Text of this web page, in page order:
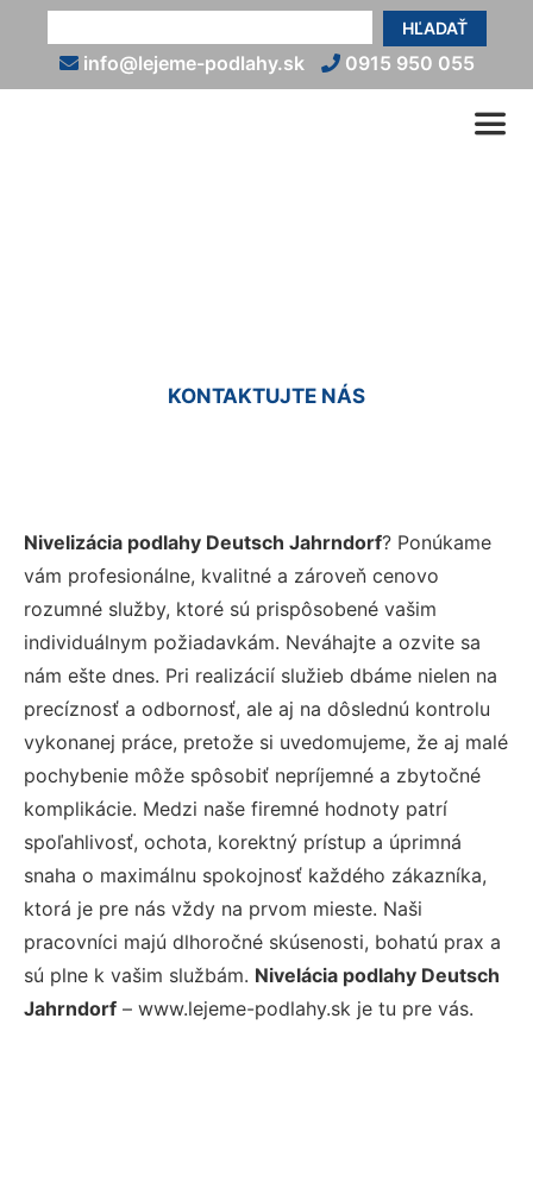
HĽADAŤ
info@lejeme-podlahy.sk 0915 950 055
KONTAKTUJTE NÁS
Nivelizácia podlahy Deutsch Jahrndorf? Ponúkame
vám profesionálne, kvalitné a zároveň cenovo
rozumné služby, ktoré sú prispôsobené vašim
individuálnym požiadavkám. Neváhajte a ozvite sa
nám ešte dnes. Pri realizácií služieb dbáme nielen na
precíznosť a odbornosť, ale aj na dôslednú kontrolu
vykonanej práce, pretože si uvedomujeme, že aj malé
pochybenie môže spôsobiť nepríjemné a zbytočné
komplikácie. Medzi naše firemné hodnoty patrí
spoľahlivosť, ochota, korektný prístup a úprimná
snaha o maximálnu spokojnosť každého zákazníka,
ktorá je pre nás vždy na prvom mieste. Naši
pracovníci majú dlhoročné skúsenosti, bohatú prax a
sú plne k vašim službám. Nivelácia podlahy Deutsch
Jahrndorf – www.lejeme-podlahy.sk je tu pre vás.